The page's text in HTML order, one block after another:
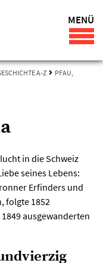
MENÜ
A-Z
PFAU,
in die Schweiz
seines Lebens:
Erfinders und
folgte 1852
ausgewanderten